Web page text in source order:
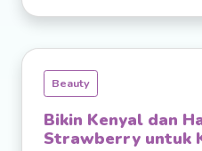
Beauty
Bikin Kenyal dan
Strawberry untuk